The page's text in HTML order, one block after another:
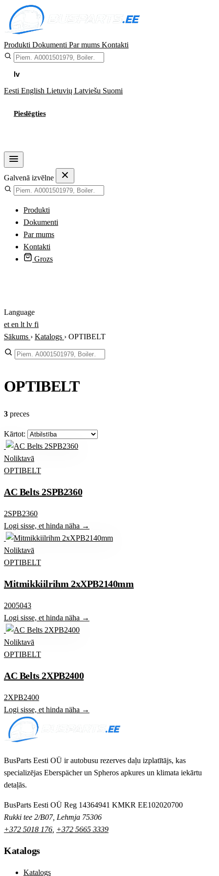
Produkti Dokumenti Par mums Kontakti
lv
Eesti English Lietuvių Latviešu Suomi
Pieslēgties
Galvenā izvēlne
Produkti
Dokumenti
Par mums
Kontakti
Grozs
Language
et en lt lv fi
Sākums › Katalogs › OPTIBELT
OPTIBELT
3 preces
Kārtot:
Noliktavā
OPTIBELT
AC Belts 2SPB2360
2SPB2360
Logi sisse, et hinda näha →
Noliktavā
OPTIBELT
Mitmikkiilrihm 2xXPB2140mm
2005043
Logi sisse, et hinda näha →
Noliktavā
OPTIBELT
AC Belts 2XPB2400
2XPB2400
Logi sisse, et hinda näha →
BusParts Eesti OÜ ir autobusu rezerves daļu izplatītājs, kas
specializējas Eberspächer un Spheros apkures un klimata iekārtu
detaļās.
BusParts Eesti OÜ Reg 14364941 KMKR EE102020700
Rukki tee 2/B07, Lehmja 75306
+372 5018 176 +372 5665 3339
Katalogs
Katalogs